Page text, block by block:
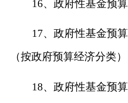
16、政府性基金预
17、政府性基金预
（按政府预算经济分类）
18、政府性基金预